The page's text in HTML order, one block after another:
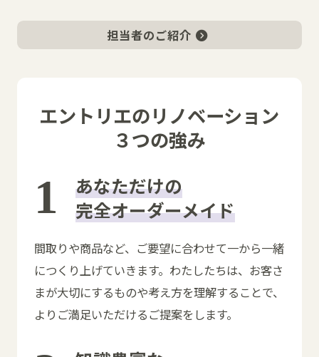
担当者のご紹介
エントリエのリノベーション
３つの強み
あなただけの
完全オーダーメイド
間取りや商品など、ご要望に合わせて一から一緒
につくり上げていきます。わたしたちは、お客さ
まが大切にするものや考え方を理解することで、
よりご満足いただけるご提案をします。